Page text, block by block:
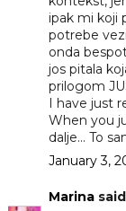
ipak mi koji
potrebe
onda
jos pitala
prilogom
I have just
When you
dalje... To
January 3,
Marina